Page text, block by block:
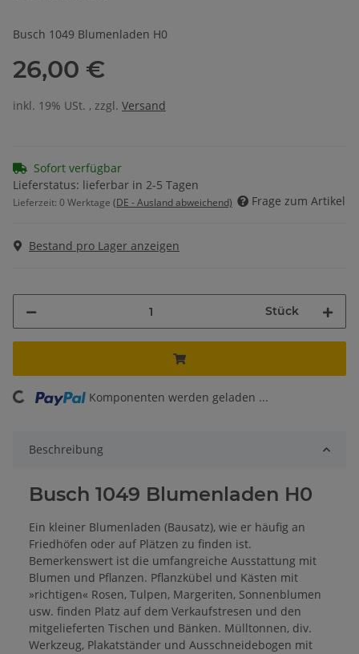
Busch 1049 Blumenladen H0
26,00 €
inkl. 19% USt. , zzgl. Versand
Sofort verfügbar
Lieferstatus: lieferbar in 2-5 Tagen
Lieferzeit: 0 Werktage (DE - Ausland abweichend) Frage zum Artikel
Bestand pro Lager anzeigen
Stück
Komponenten werden geladen ...
Beschreibung
Busch 1049 Blumenladen H0
Ein kleiner Blumenladen (Bausatz), wie er häufig an
Friedhöfen oder auf Plätzen zu finden ist.
Bemerkenswert ist die umfangreiche Ausstattung mit
Blumen und Pflanzen. Pflanzkübel und Kästen mit
»richtigen« Rosen, Tulpen, Margeriten, Sonnenblumen
usw. finden Platz auf dem Verkaufstresen und den
mitgelieferten Tischen und Bänken. Mülltonnen, div.
Werkzeug, Plakatständer und Ausschneidebogen mit